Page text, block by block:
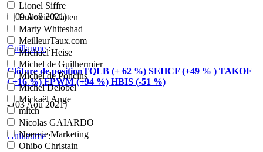
Lionel Siffre
Ludovic Matten
Marty Whiteshad
MeilleurTaux.com
Michael Heise
Michel de Guilhermier
Michel de Poncins
Michel Delobel
Mickaël Ange
mitch
Nicolas GAIARDO
Noemie Marketing
Ohibo Christain
- (09 Aoû 2021)
Guillaume:
Clôture de positionTQLB (+ 62 %) SEHCF (+49 % ) TAKOF
( +16 %) FPWM (+94 %) HBIS (-51 %)
- (03 Aoû 2021)
Guillaume: